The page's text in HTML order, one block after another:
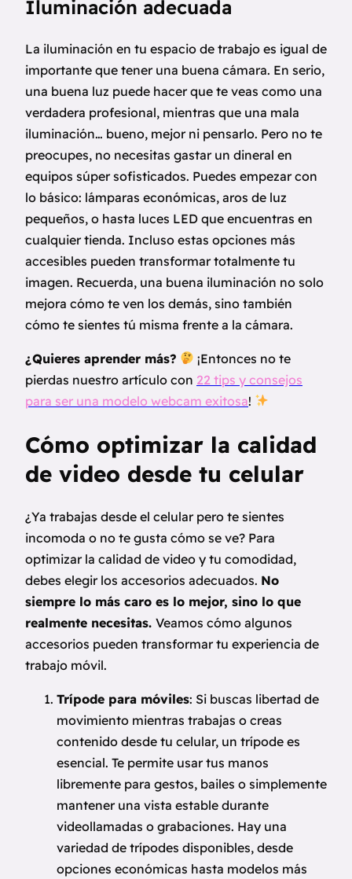
Iluminación adecuada
La iluminación en tu espacio de trabajo es igual de
importante que tener una buena cámara. En serio,
una buena luz puede hacer que te veas como una
verdadera profesional, mientras que una mala
iluminación… bueno, mejor ni pensarlo. Pero no te
preocupes, no necesitas gastar un dineral en
equipos súper sofisticados. Puedes empezar con
lo básico: lámparas económicas, aros de luz
pequeños, o hasta luces LED que encuentras en
cualquier tienda. Incluso estas opciones más
accesibles pueden transformar totalmente tu
imagen. Recuerda, una buena iluminación no solo
mejora cómo te ven los demás, sino también
cómo te sientes tú misma frente a la cámara.
¿Quieres aprender más?
¡Entonces no te
pierdas nuestro artículo con 22 tips y consejos
para ser una modelo webcam exitosa!
Cómo optimizar la calidad
de video desde tu celular
¿Ya trabajas desde el celular pero te sientes
incomoda o no te gusta cómo se ve? Para
optimizar la calidad de video y tu comodidad,
debes elegir los accesorios adecuados. No
siempre lo más caro es lo mejor, sino lo que
realmente necesitas. Veamos cómo algunos
accesorios pueden transformar tu experiencia de
trabajo móvil.
Trípode para móviles: Si buscas libertad de
movimiento mientras trabajas o creas
contenido desde tu celular, un trípode es
esencial. Te permite usar tus manos
libremente para gestos, bailes o simplemente
mantener una vista estable durante
videollamadas o grabaciones. Hay una
variedad de trípodes disponibles, desde
opciones económicas hasta modelos más